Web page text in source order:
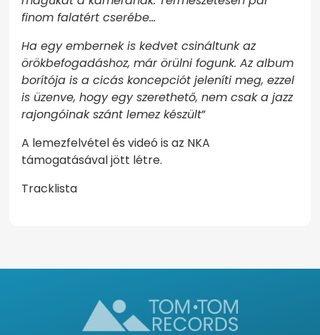
finom falatért cserébe…
Ha egy embernek is kedvet csináltunk az
örökbefogadáshoz, már örülni fogunk. Az album
borítója is a cicás koncepciót jeleníti meg, ezzel
is üzenve, hogy egy szerethető, nem csak a jazz
rajongóinak szánt lemez készült”
A lemezfelvétel és videó is az NKA
támogatásával jött létre.
Tracklista